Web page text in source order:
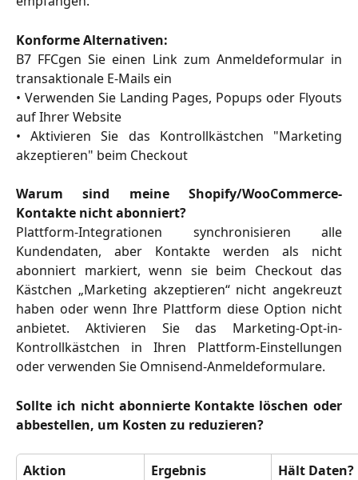
Konforme Alternativen:
B7 FFCgen Sie einen Link zum Anmeldeformular in
transaktionale E-Mails ein
• Verwenden Sie Landing Pages, Popups oder Flyouts
auf Ihrer Website
• Aktivieren Sie das Kontrollkästchen "Marketing
akzeptieren" beim Checkout
Warum sind meine Shopify/WooCommerce-
Kontakte nicht abonniert?
Plattform-Integrationen synchronisieren alle
Kundendaten, aber Kontakte werden als nicht
abonniert markiert, wenn sie beim Checkout das
Kästchen „Marketing akzeptieren“ nicht angekreuzt
haben oder wenn Ihre Plattform diese Option nicht
anbietet. Aktivieren Sie das Marketing-Opt-in-
Kontrollkästchen in Ihren Plattform-Einstellungen
oder verwenden Sie Omnisend-Anmeldeformulare.
Sollte ich nicht abonnierte Kontakte löschen oder
abbestellen, um Kosten zu reduzieren?
Aktion Ergebnis Hält Daten?